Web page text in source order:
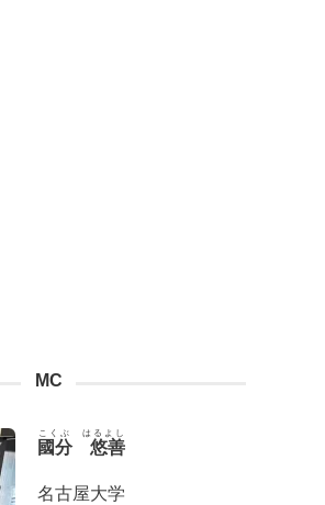
MC
國分 悠善
こくぶ はるよし
名古屋大学